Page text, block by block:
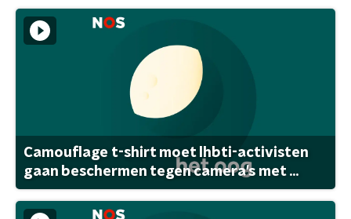
Camouflage t-shirt moet lhbti-activisten
gaan beschermen tegen camera's met ...